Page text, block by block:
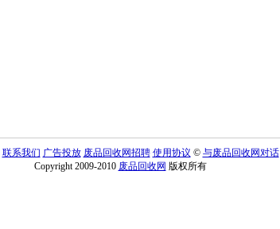
联系我们 广告投放 废品回收网招聘 使用协议 © 与废品回收网对话
Copyright 2009-2010 废品回收网 版权所有